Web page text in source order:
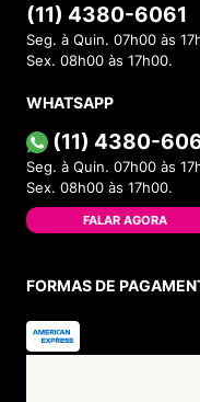
(11) 4380-6061
Seg. à Quin. 07h00 às
Sex. 08h00 às 17h00.
WHATSAPP
(11) 4380-
Seg. à Quin. 07h00 às
Sex. 08h00 às 17h00.
FALAR AGORA
FORMAS DE